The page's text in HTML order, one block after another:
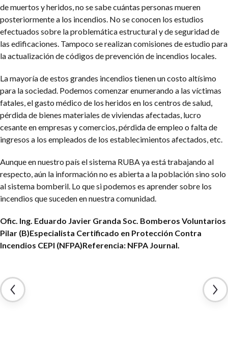
de muertos y heridos, no se sabe cuántas personas mueren
posteriormente a los incendios. No se conocen los estudios
efectuados sobre la problemática estructural y de seguridad de
las edificaciones. Tampoco se realizan comisiones de estudio para
la actualización de códigos de prevención de incendios locales.
La mayoría de estos grandes incendios tienen un costo altísimo
para la sociedad. Podemos comenzar enumerando a las víctimas
fatales, el gasto médico de los heridos en los centros de salud,
pérdida de bienes materiales de viviendas afectadas, lucro
cesante en empresas y comercios, pérdida de empleo o falta de
ingresos a los empleados de los establecimientos afectados, etc.
Aunque en nuestro país el sistema RUBA ya está trabajando al
respecto, aún la información no es abierta a la población sino solo
al sistema bomberil. Lo que si podemos es aprender sobre los
incendios que suceden en nuestra comunidad.
Ofic. Ing. Eduardo Javier Granda Soc. Bomberos Voluntarios
Pilar (B)Especialista Certificado en Protección Contra
Incendios CEPI (NFPA)Referencia: NFPA Journal.